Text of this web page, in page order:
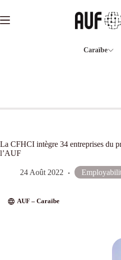
contenu
Caraïbe
La CFHCI intègre 34 entreprises du
l’AUF
24 Août 2022
AUF – Caraïbe